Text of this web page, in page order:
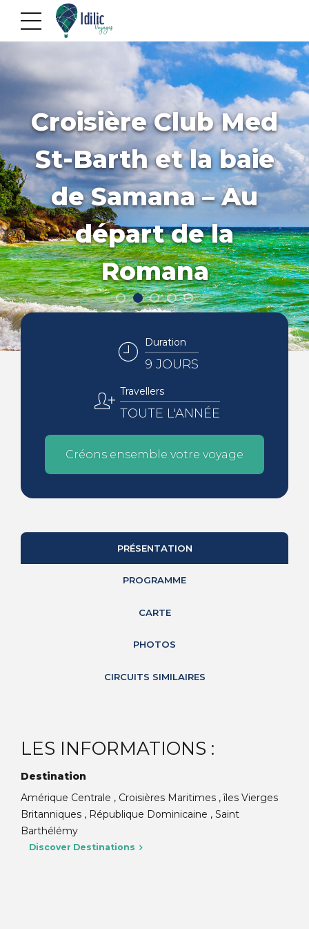
Croisière Club Med
St-Barth et la baie
de Samana – Au
départ de la
Romana
Duration
9 JOURS
Travellers
TOUTE L'ANNÉE
Créons ensemble votre voyage
PRÉSENTATION
PROGRAMME
CARTE
PHOTOS
CIRCUITS SIMILAIRES
LES INFORMATIONS :
Destination
Amérique Centrale , Croisières Maritimes , îles Vierges
Britanniques , République Dominicaine , Saint
Barthélémy
Discover Destinations